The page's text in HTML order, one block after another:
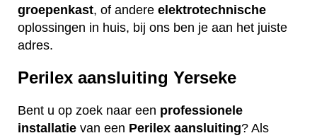
groepenkast, of andere elektrotechnische
oplossingen in huis, bij ons ben je aan het juiste
adres.
Perilex aansluiting Yerseke
Bent u op zoek naar een professionele
installatie van een Perilex aansluiting? Als